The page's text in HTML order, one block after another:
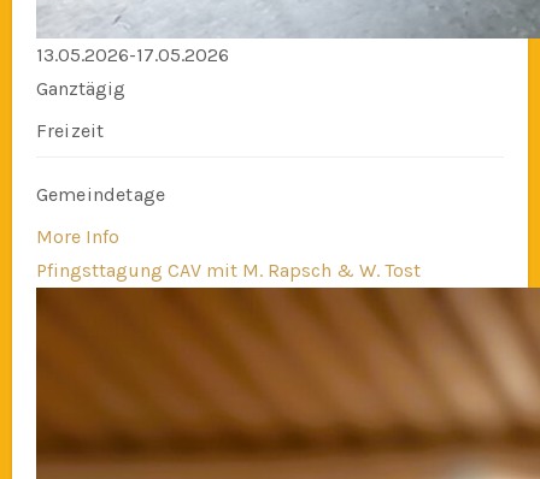
13.05.2026-17.05.2026
Ganztägig
Freizeit
Gemeindetage
More Info
Pfingsttagung CAV mit M. Rapsch & W. Tost